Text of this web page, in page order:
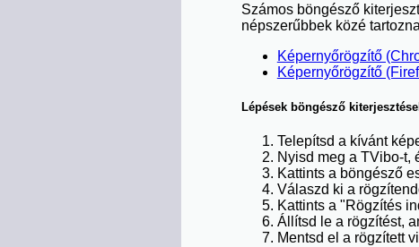
Számos böngésző
népszerűbbek közé
Képernyőrögzítő
Képernyőrögzítő
Lépések böngésző
Telepítsd a kívánt
Nyisd meg a TVibo-t,
Kattints a böngésző
Válaszd ki a
Kattints a "Rögzítés
Állítsd le a rögzítést,
Mentsd el a rögzített